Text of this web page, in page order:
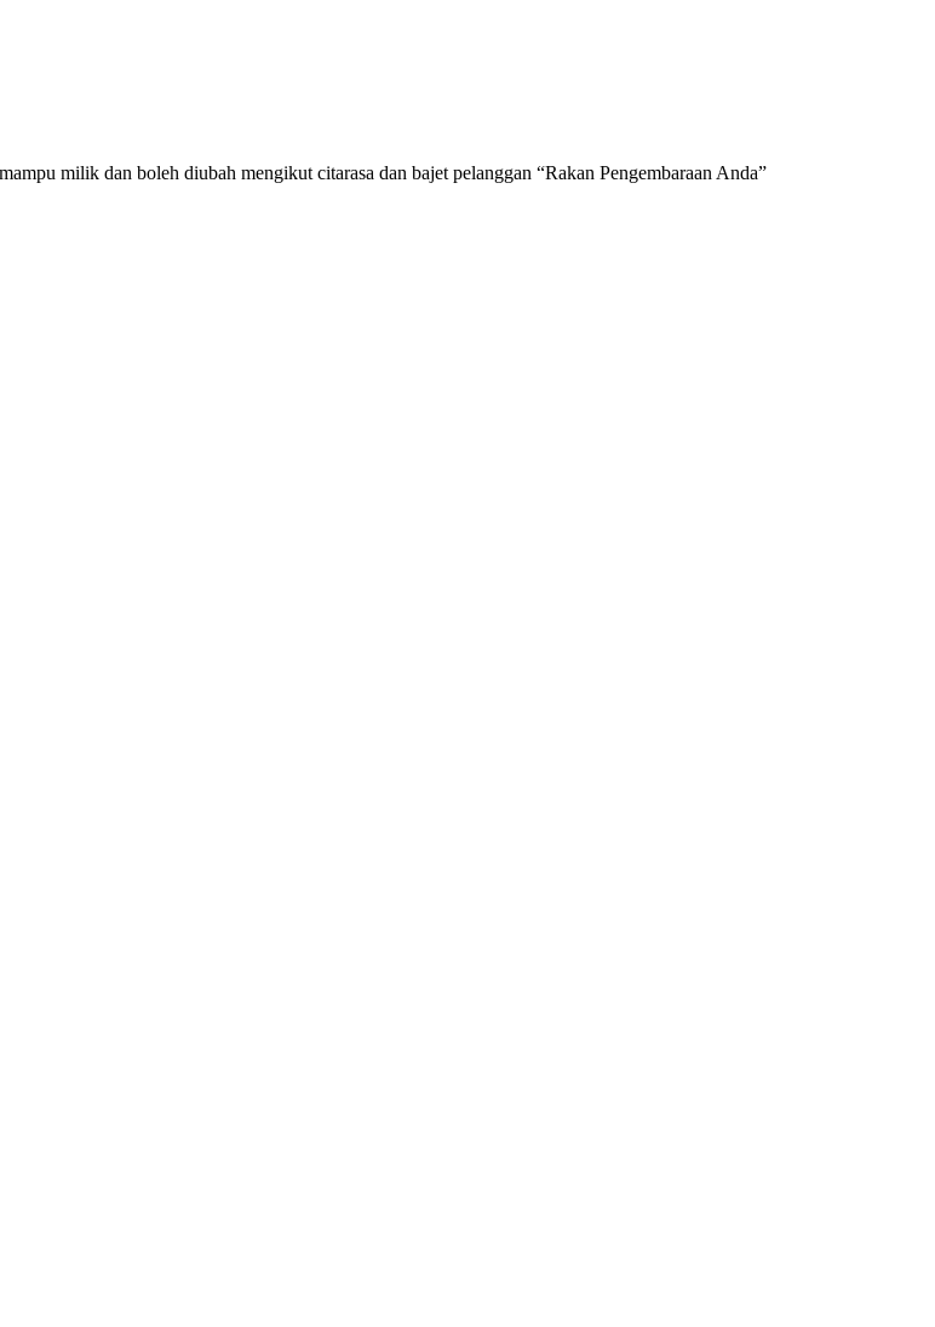
milik dan boleh diubah mengikut citarasa dan bajet pelanggan “Rakan Pengembaraan Anda”